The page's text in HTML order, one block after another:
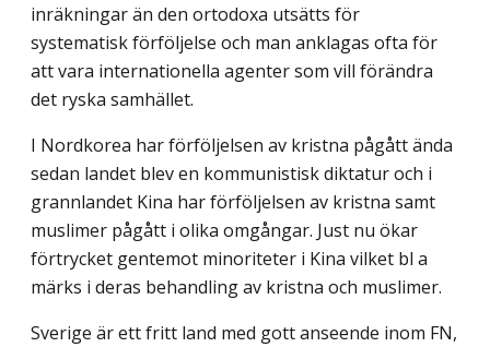
inräkningar än den orto­doxa utsätts för
systematisk förföljelse och man anklagas ofta för
att vara internationella agenter som vill förändra
det ryska samhället.
I Nordkorea har förföljelsen av kristna pågått ända
sedan landet blev en kommu­nistisk diktatur och i
grannlandet Kina har förföljelsen av kristna samt
muslimer pågått i olika omgångar. Just nu ökar
förtrycket gentemot minoriteter i Kina vilket bl a
märks i deras behandling av kristna och muslimer.
Sverige är ett fritt land med gott anseende inom FN,